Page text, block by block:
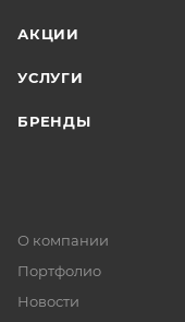
АКЦИИ
УСЛУГИ
БРЕНДЫ
О компании
Портфолио
Новости